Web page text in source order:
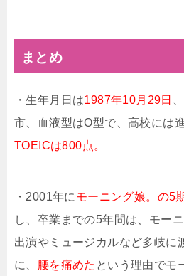
まとめ
・生年月日は1987年10月29日
市、血液型はO型で、高校には
TOEICは800点。
・2001年に モーニング娘。の5
し、卒業までの5年間は、モー
出演やミュージカルなど多岐に
に、 腰を痛めた という理由でモ